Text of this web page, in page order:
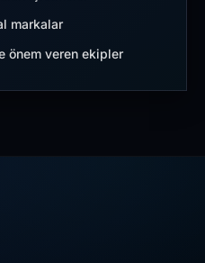
markalar
önem veren ekipler